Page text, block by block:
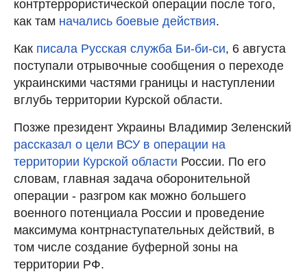
контртеррористической операции после того,
как там начались боевые действия.
Как писала Русская служба Би-би-си, 6 августа
поступали отрывочные сообщения о переходе
украинскими частями границы и наступлении
вглубь территории Курской области.
Позже президент Украины Владимир Зеленский
рассказал о цели ВСУ в операции на
территории Курской области России. По его
словам, главная задача оборонительной
операции - разгром как можно большего
военного потенциала России и проведение
максимума контрнаступательных действий, в
том числе создание буферной зоны на
территории РФ.